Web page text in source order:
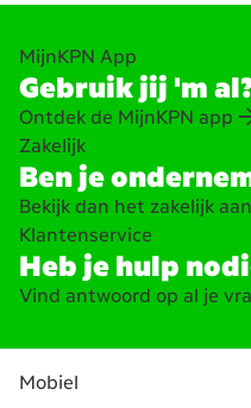
Zakelijk
Ben je
Bekijk dan het zakelijk
Klantenservice
Heb je hulp
Vind antwoord op al je
MijnKPN App
Gebruik jij 'm
Ontdek de MijnKPN app
Mobiel